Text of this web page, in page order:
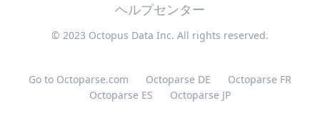
ヘルプセンター
© 2023 Octopus Data Inc. All rights reserved.
Go to Octoparse.com Octoparse DE
Octoparse FR
Octoparse ES
Octoparse JP